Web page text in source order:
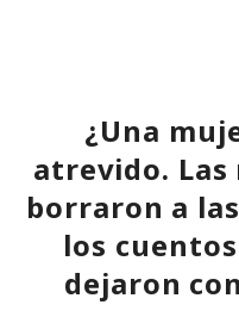
¿Una
atrevido. Las
borraron a
los
dejaron